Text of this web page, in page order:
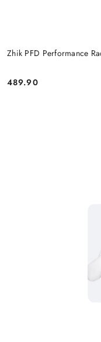
Zhik PFD Performance
Cena:
489.90